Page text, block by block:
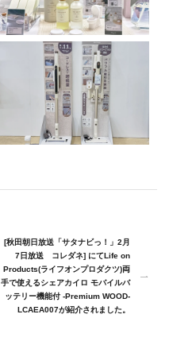
[秋田朝日放送「サタナビっ！」2月
7日放送 コレダネ] にてLife on
Products(ライフオンプロダクツ)両
手で使えるシェアカイロ モバイルバ
ッテリー機能付 -Premium WOOD-
LCAEA007が紹介されました。